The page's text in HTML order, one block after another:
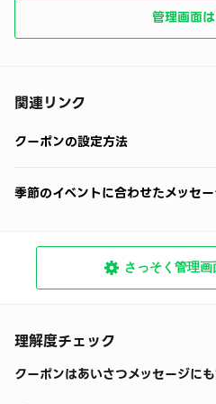
管理画面
関連リンク
クーポンの設定方法
季節のイベントに合わせたメッセ
さっそく管理
理解度チェック
クーポンはあいさつメッセージにも